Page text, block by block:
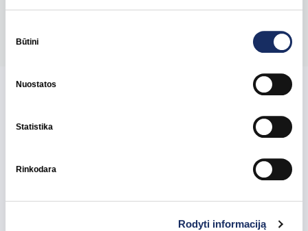
pasirinkimas
Būtini
Nuostatos
Statistika
Rinkodara
Rodyti informaciją
Pasidalinti
Susijusios naujienos